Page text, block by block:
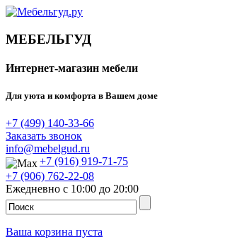
МЕБЕЛЬГУД
Интернет-магазин мебели
Для уюта и комфорта в Вашем доме
+7 (499) 140-33-66
Заказать звонок
info@mebelgud.ru
+7 (916) 919-71-75
+7 (906) 762-22-08
Ежедневно с 10:00 до 20:00
Ваша корзина пуста